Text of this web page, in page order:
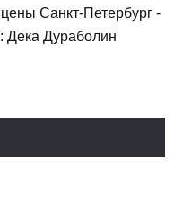
Санкт-Петербург -
Дека Дураболин